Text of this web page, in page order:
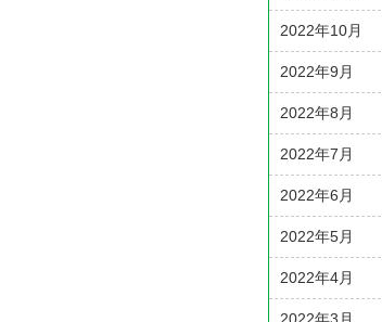
2022年10月
2022年9月
2022年8月
2022年7月
2022年6月
2022年5月
2022年4月